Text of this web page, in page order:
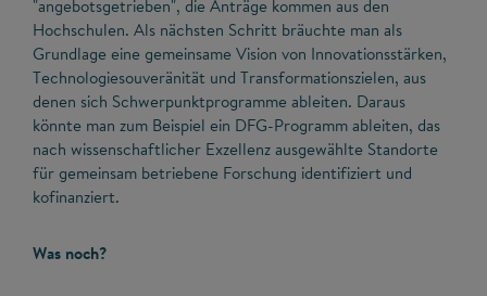
"angebotsgetrieben", die Anträge kommen aus den
Hochschulen. Als nächsten Schritt bräuchte man als
Grundlage eine gemeinsame Vision von Innovationsstärken,
Technologiesouveränität und Transformationszielen, aus
denen sich Schwerpunktprogramme ableiten. Daraus
könnte man zum Beispiel ein DFG-Programm ableiten, das
nach wissenschaftlicher Exzellenz ausgewählte Standorte
für gemeinsam betriebene Forschung identifiziert und
kofinanziert.
Was noch?